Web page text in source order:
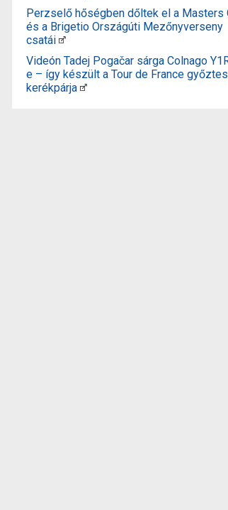
Perzselő hőségben dőltek el a Masters
és a Brigetio Országúti Mezőnyverseny
csatái
Videón Tadej Pogačar sárga Colnago
e – így készült a Tour de France győztes
kerékpárja